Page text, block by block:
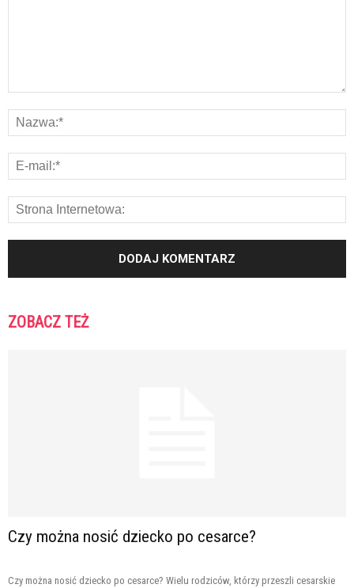
ZOBACZ TEŻ
Czy można nosić dziecko po cesarce?
Czy można nosić dziecko po cesarce? Wielu rodziców, którzy przeszli cesarskie